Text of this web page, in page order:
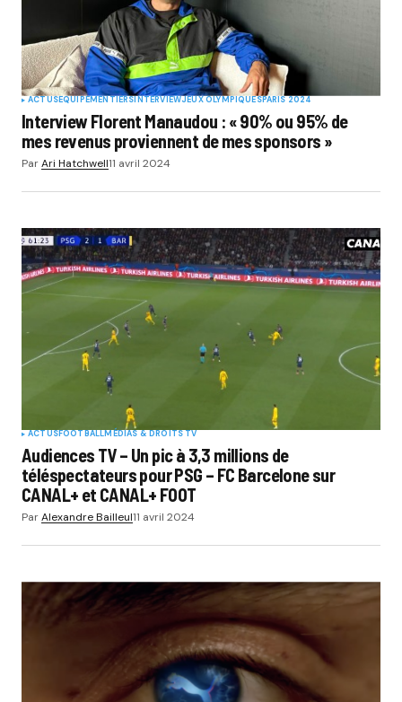
ACTUSEQUIPEMENTIERSINTERVIEWJEUX OLYMPIQUESPARIS 2024
Interview Florent Manaudou : « 90% ou 95% de
mes revenus proviennent de mes sponsors »
ParAri Hatchwell11 avril 2024
ACTUSFOOTBALLMÉDIAS & DROITS TV
Audiences TV – Un pic à 3,3 millions de
téléspectateurs pour PSG – FC Barcelone sur
CANAL+ et CANAL+ FOOT
ParAlexandre Bailleul11 avril 2024